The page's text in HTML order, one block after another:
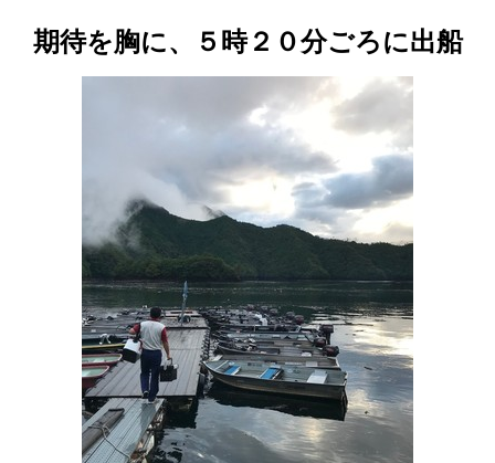
期待を胸に、５時２０分ごろに出船